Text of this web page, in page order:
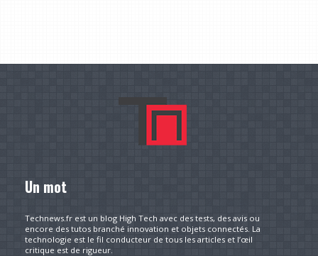
Un mot
Technews.fr est un blog High Tech avec des tests, des avis ou
encore des tutos branché innovation et objets connectés. La
technologie est le fil conducteur de tous les articles et l’œil
critique est de rigueur.